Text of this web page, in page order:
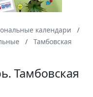
календари
Тамбовская
Тамбовская